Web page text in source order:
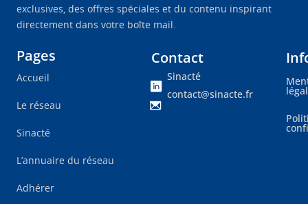
exclusives, des offres spéciales et du contenu inspirant
directement dans votre boîte mail.
Pages
Accueil
Le réseau
Sinacté
L’annuaire du réseau
Adhérer
Contact
Sinacté
contact@sinacte.fr